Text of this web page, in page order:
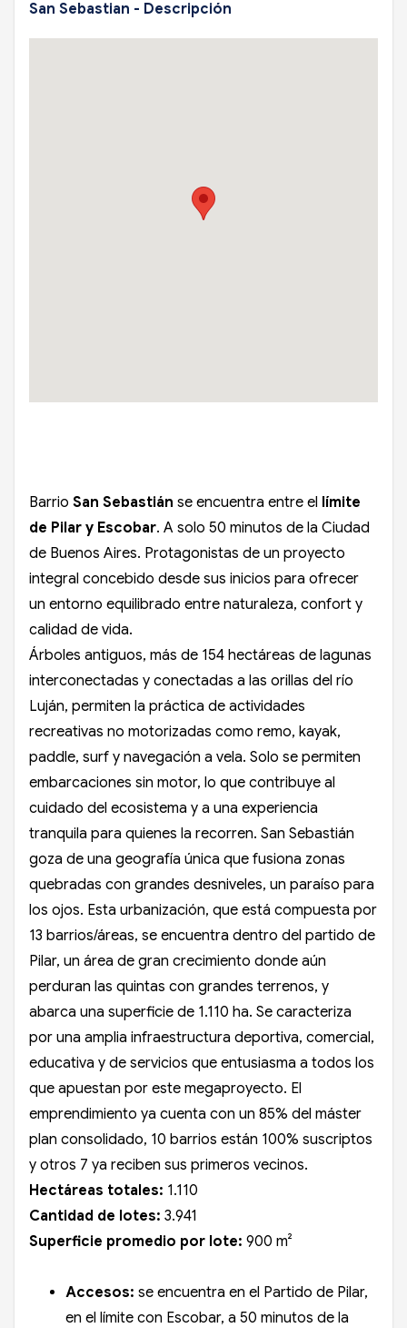
San Sebastian - Descripción
Barrio San Sebastián se encuentra entre el límite
de Pilar y Escobar. A solo 50 minutos de la Ciudad
de Buenos Aires. Protagonistas de un proyecto
integral concebido desde sus inicios para ofrecer
un entorno equilibrado entre naturaleza, confort y
calidad de vida.
Árboles antiguos, más de 154 hectáreas de lagunas
interconectadas y conectadas a las orillas del río
Luján, permiten la práctica de actividades
recreativas no motorizadas como remo, kayak,
paddle, surf y navegación a vela. Solo se permiten
embarcaciones sin motor, lo que contribuye al
cuidado del ecosistema y a una experiencia
tranquila para quienes la recorren. San Sebastián
goza de una geografía única que fusiona zonas
quebradas con grandes desniveles, un paraíso para
los ojos. Esta urbanización, que está compuesta por
13 barrios/áreas, se encuentra dentro del partido de
Pilar, un área de gran crecimiento donde aún
perduran las quintas con grandes terrenos, y
abarca una superficie de 1.110 ha. Se caracteriza
por una amplia infraestructura deportiva, comercial,
educativa y de servicios que entusiasma a todos los
que apuestan por este megaproyecto. El
emprendimiento ya cuenta con un 85% del máster
plan consolidado, 10 barrios están 100% suscriptos
y otros 7 ya reciben sus primeros vecinos.
Hectáreas totales: 1.110
Cantidad de lotes: 3.941
Superficie promedio por lote: 900 m²
Accesos: se encuentra en el Partido de Pilar,
en el límite con Escobar, a 50 minutos de la